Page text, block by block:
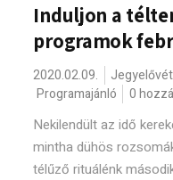
Induljon a
programok
2020.02.09.
Programajánló
0
Nekilendült az idő
mintha dühös
télűző rituálénk